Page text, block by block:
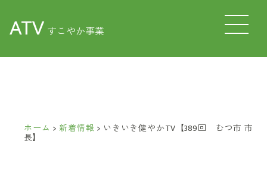
ATV すこやか事業
ホーム >新着情報 > いきいき健やかTV【389回 むつ市 市
長】